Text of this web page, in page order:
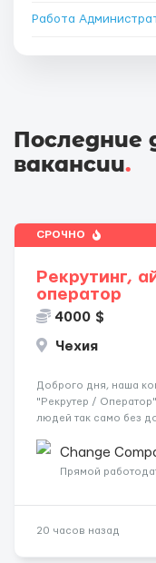
Работа
Последние
вакансии.
СРОЧНО
Рекрутинг,
оператор
4000 $
Чехия
Доброго дня, наша
"Рекрутер /
людей так само без
чи країні, ми
Change
Прямой
20 часов назад